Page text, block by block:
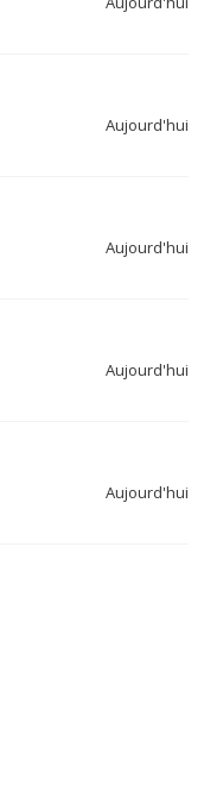
Aujourd'hui
Aujourd'hui
Aujourd'hui
Aujourd'hui